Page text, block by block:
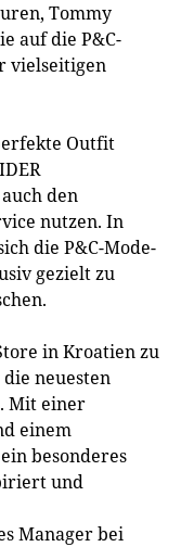
Tommy
auf die P&C-
vielseitigen
Outfit
den
nutzen. In
die P&C-Mode-
gezielt zu
in Kroatien zu
neuesten
Mit einer
einem
besonderes
und
Manager bei